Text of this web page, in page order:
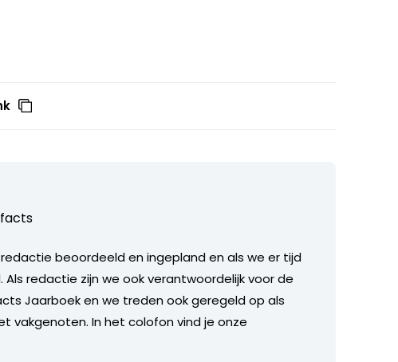
beoordeeld en ingepland en als we er tijd
redactie zijn we ook verantwoordelijk voor de
Jaarboek en we treden ook geregeld op als
In het colofon vind je onze